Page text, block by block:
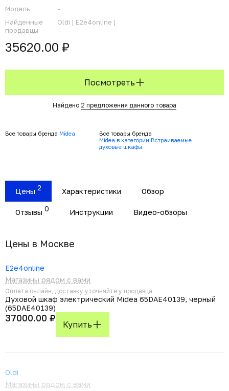
Модель
-
Найденные
продавцы
Oldi | E2e4online |
35620.00 ₽
Посмотреть
Найдено 2 предложения данного товара
Все товары бренда Midea
Все товары бренда
Midea в категории Встраиваемые
духовые шкафы
Цены 2 Характеристики Обзор
Отзывы 0 Инструкции Видео-обзоры
Цены в Москвe
E2e4online
Магазины рядом с вами
Оплата онлайн, доставку уточняйте у продавца
Духовой шкаф электрический Midea 65DAE40139, черный
(65DAE40139)
37000.00 ₽
Купить
Oldi
Магазины рядом с вами